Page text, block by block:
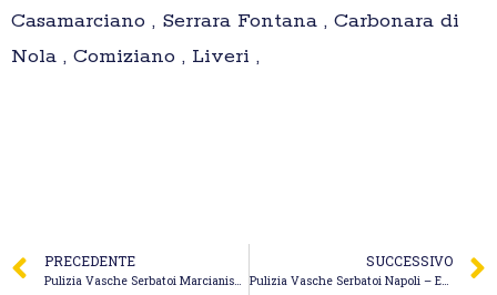
Casamarciano , Serrara Fontana , Carbonara di
Nola , Comiziano , Liveri ,
PRECEDENTE
Pulizia Vasche Serbatoi Marcianise – Ecologia Voraldi Sas
SUCCESSIVO
Pulizia Vasche Serbatoi Napoli – Ecologia Agizza S.r.l.